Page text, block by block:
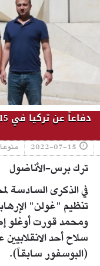
دفاعاً عن تركيا في 15 يوليو.. صديقان أصيبا برصاصة واحدة
2022-07-15
ترك برس-الأناضول
في الذكرى السادسة
تنظيم "غولن"
ومحمد قورت أوغلو
(البوسفور سابقاً).